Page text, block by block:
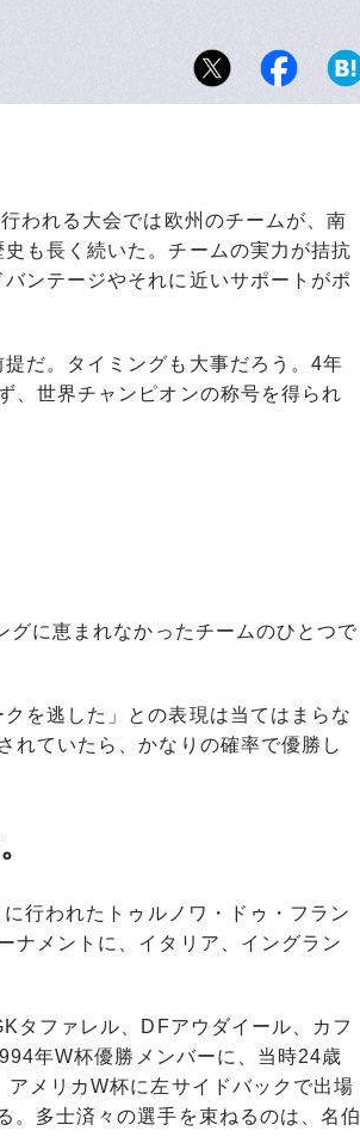
われる大会では欧州のチームが、南
も長く続いた。チームの実力が拮抗
ンテージやそれに近いサポートがポ
だ。タイミングも大事だろう。4年
、世界チャンピオンの称号を得られ
に恵まれなかったチームのひとつで
を逃した」との表現は当てはまらな
れていたら、かなりの確率で優勝し
行われたトゥルノワ・ドゥ・フラン
ナメントに、イタリア、イングラン
タファレル、DFアウダイール、カフ
年W杯優勝メンバーに、当時24歳
メリカW杯に左サイドバックで出場
。多士済々の選手を束ねるのは、名伯